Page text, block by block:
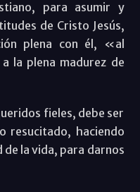
para asumir y
de Cristo Jesús,
plena con él, «al
la plena madurez de
fieles, debe ser
resucitado, haciendo
de la vida, para darnos